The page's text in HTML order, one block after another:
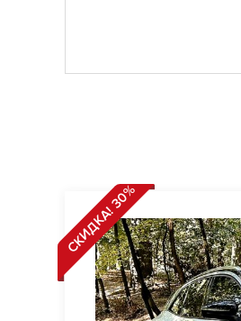
СКИДКА! 30%